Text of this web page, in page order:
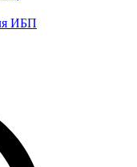
ИБП